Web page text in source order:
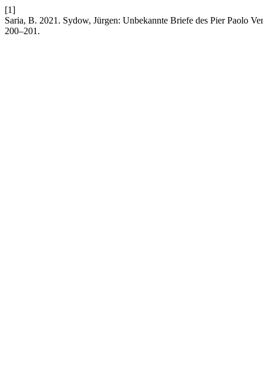
[1]
Saria, B. 2021. Sydow, Jürgen: Unbekannte Briefe des Pier Paolo
200–201.